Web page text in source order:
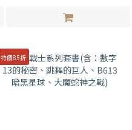
特價85折